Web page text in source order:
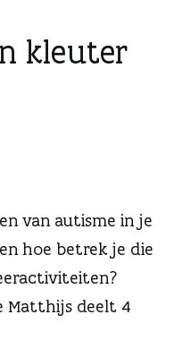
kleuter
van autisme in je
hoe betrek je die
Matthijs deelt 4